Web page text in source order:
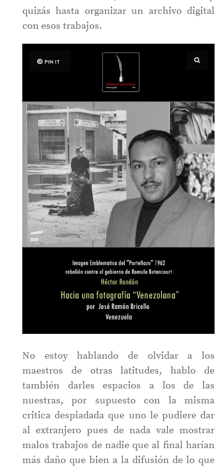
quizás hasta organizar un archivo digital
con esos trabajos.
PIN IT
No estoy hablando de olvidar a los
maestros de otras latitudes, hablo de
también darles espacios a los de las
nuestras, por supuesto con la misma
critica despiadada que uno le pudiere dar
al extranjero pues de nada vale mostrar
malos trabajos de nadie que al final harían
más daño que bien a la difusión de lo que